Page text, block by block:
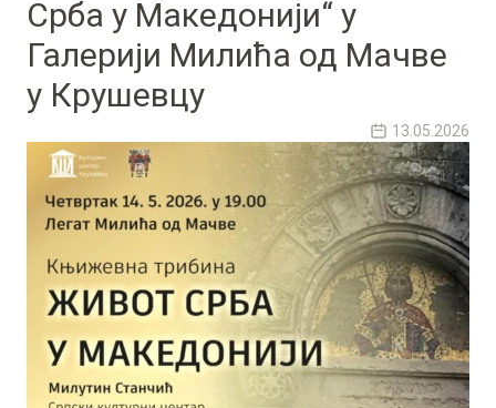
Срба у Македонији“ у
Галерији Милића од Мачве
у Крушевцу
13.05.2026